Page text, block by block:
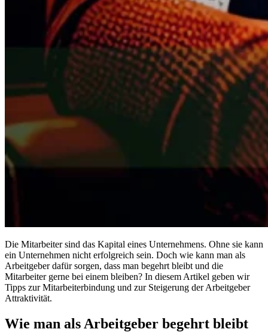
Die Mitarbeiter sind das Kapital eines Unternehmens. Ohne sie kann
ein Unternehmen nicht erfolgreich sein. Doch wie kann man als
Arbeitgeber dafür sorgen, dass man begehrt bleibt und die
Mitarbeiter gerne bei einem bleiben? In diesem Artikel geben wir
Tipps zur Mitarbeiterbindung und zur Steigerung der Arbeitgeber
Attraktivität.
Wie man als Arbeitgeber begehrt bleibt